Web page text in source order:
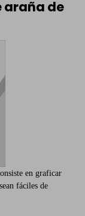
araña de
en graficar
fáciles de